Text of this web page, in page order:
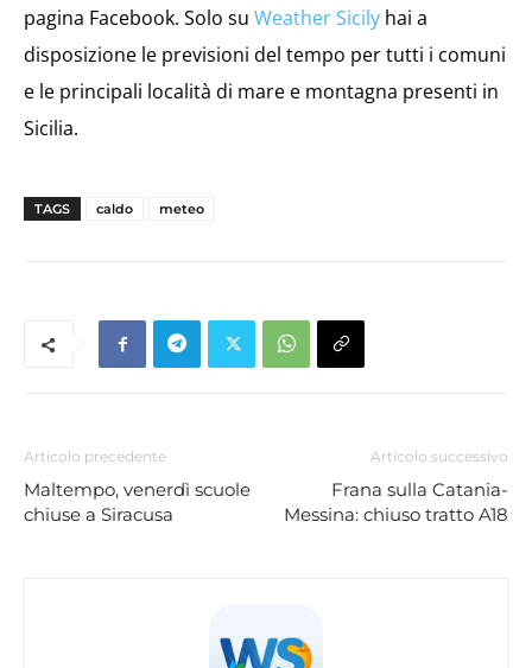
pagina Facebook. Solo su Weather Sicily hai a
disposizione le previsioni del tempo per tutti i comuni
e le principali località di mare e montagna presenti in
Sicilia.
TAGS caldo meteo
Articolo precedente
Maltempo, venerdì scuole
chiuse a Siracusa
Articolo successivo
Frana sulla Catania-
Messina: chiuso tratto A18